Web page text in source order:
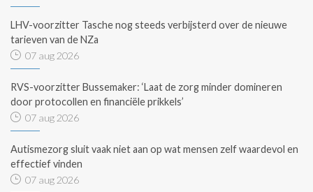
LHV-voorzitter Tasche nog steeds verbijsterd over de nieuwe
tarieven van de NZa
07 aug 2026
RVS-voorzitter Bussemaker: ‘Laat de zorg minder domineren
door protocollen en financiële prikkels’
07 aug 2026
Autismezorg sluit vaak niet aan op wat mensen zelf waardevol en
effectief vinden
07 aug 2026